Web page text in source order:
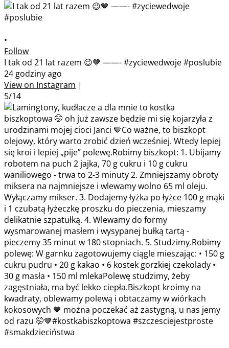
•
Follow
I tak od 21 lat razem 😉🤎 ——- #zyciewedwoje #poslubie
24 godziny ago
View on Instagram |
5/14